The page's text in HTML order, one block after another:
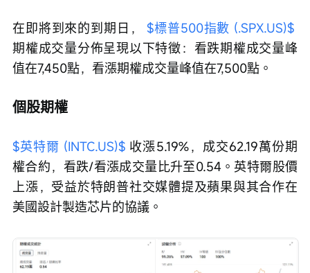
在即將到來的到期日， $標普500指數 (.SPX.US)$
期權成交量分佈呈現以下特徵：看跌期權成交量峰
值在7,450點，看漲期權成交量峰值在7,500點。
個股期權
$英特爾 (INTC.US)$ 收漲5.19%，成交62.19萬份期
權合約，看跌/看漲成交量比升至0.54。英特爾股價
上漲，受益於特朗普社交媒體提及蘋果與其合作在
美國設計製造芯片的協議。